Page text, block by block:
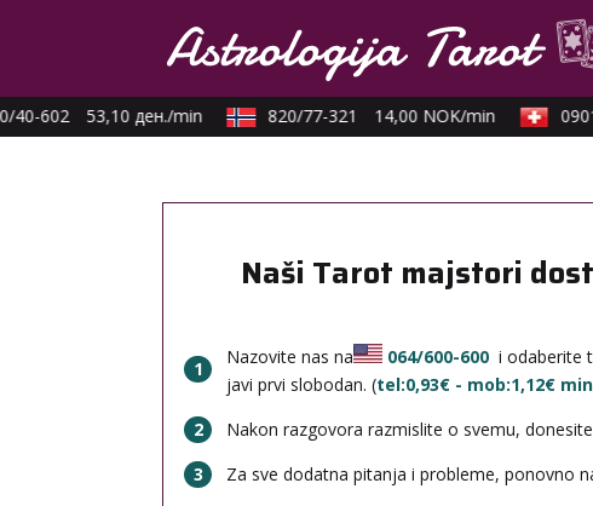
40-602 53,10 ден./min 820/77-321 14,00 NOK/min
Naši Tarot majstori
1
Nazovite nas na 064/600-600 i odaberite
javi prvi slobodan. (tel:0,93€ - mob:1,12€ min
2
Nakon razgovora razmislite o svemu,
3
Za sve dodatna pitanja i probleme, ponovno